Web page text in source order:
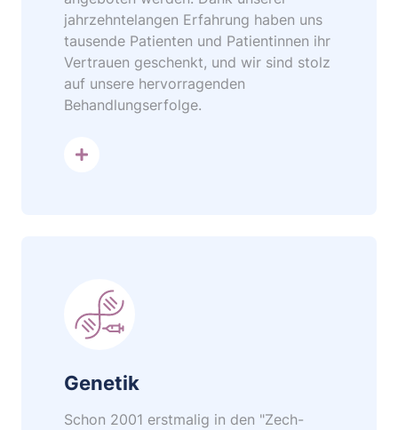
jahrzehntelangen Erfahrung haben uns
tausende Patienten und Patientinnen ihr
Vertrauen geschenkt, und wir sind stolz
auf unsere hervorragenden
Behandlungserfolge.
Genetik
Schon 2001 erstmalig in den "Zech-